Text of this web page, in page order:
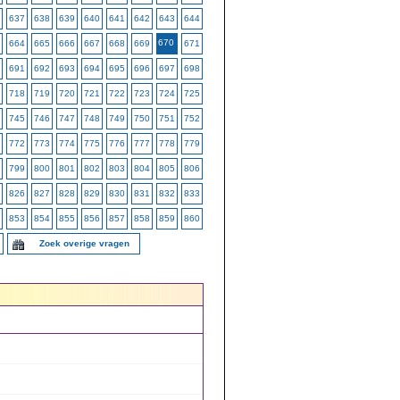
637 638 639 640 641 642 643 644
664 665 666 667 668 669 670 671
691 692 693 694 695 696 697 698
718 719 720 721 722 723 724 725
745 746 747 748 749 750 751 752
772 773 774 775 776 777 778 779
799 800 801 802 803 804 805 806
826 827 828 829 830 831 832 833
853 854 855 856 857 858 859 860
Zoek overige vragen